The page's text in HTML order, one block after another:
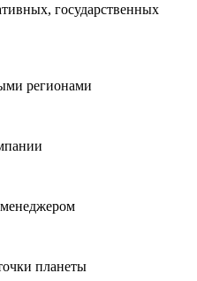
государственных
регионами
планеты